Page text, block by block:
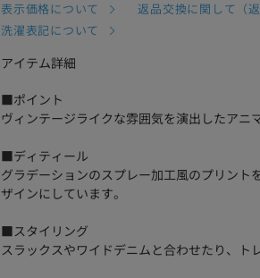
表示価格について 返品交換に関して（返
洗濯表記について
アイテム詳細
■ポイント
ヴィンテージライクな雰囲気を演出したアニ
■ディティール
グラデーションのスプレー加工風のプリン
ザインにしています。
■スタイリング
スラックスやワイドデニムと合わせたり、ト